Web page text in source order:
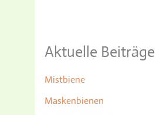
Aktuelle Beiträge
Mistbiene
Maskenbienen